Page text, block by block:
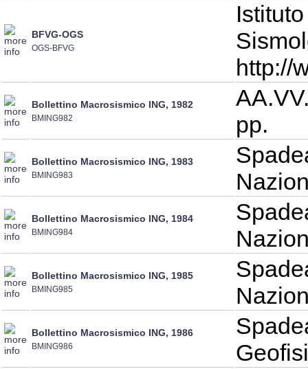
BFVG-OGS
OGS-BFVG
http://
Bollettino Macrosismico ING, 1982
BMING982
pp.
Bollettino Macrosismico ING, 1983
BMING983
Bollettino Macrosismico ING, 1984
BMING984
Bollettino Macrosismico ING, 1985
BMING985
Bollettino Macrosismico ING, 1986
BMING986